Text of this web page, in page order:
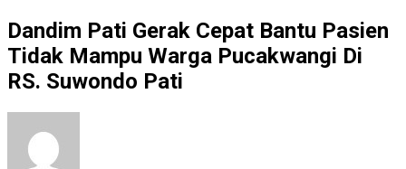
Dandim Pati Gerak Cepat Bantu Pasien
Tidak Mampu Warga Pucakwangi Di
RS. Suwondo Pati